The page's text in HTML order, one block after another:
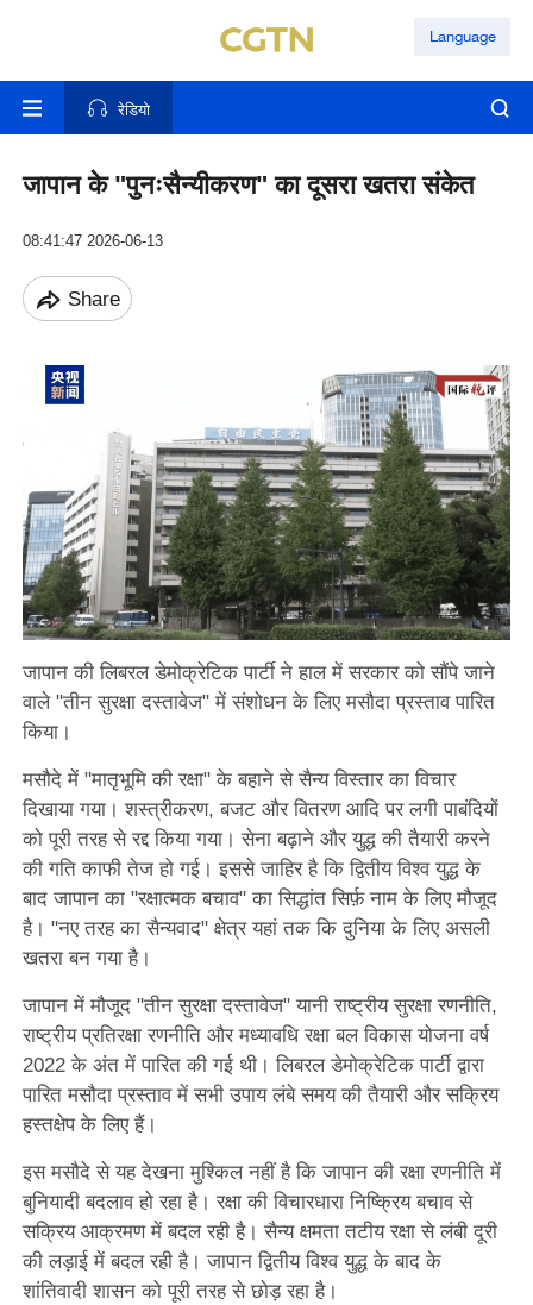
Language
रेडियो
जापान के "पुनःसैन्यीकरण" का दूसरा खतरा संकेत
08:41:47 2026-06-13
Share
जापान की लिबरल डेमोक्रेटिक पार्टी ने हाल में सरकार को सौंपे जाने
वाले "तीन सुरक्षा दस्तावेज" में संशोधन के लिए मसौदा प्रस्ताव पारित
किया।
मसौदे में "मातृभूमि की रक्षा" के बहाने से सैन्य विस्तार का विचार
दिखाया गया। शस्त्रीकरण, बजट और वितरण आदि पर लगी पाबंदियों
को पूरी तरह से रद्द किया गया। सेना बढ़ाने और युद्ध की तैयारी करने
की गति काफी तेज हो गई। इससे जाहिर है कि द्वितीय विश्व युद्ध के
बाद जापान का "रक्षात्मक बचाव" का सिद्धांत सिर्फ़ नाम के लिए मौजूद
है। "नए तरह का सैन्यवाद" क्षेत्र यहां तक ​​कि दुनिया के लिए असली
खतरा बन गया है।
जापान में मौजूद "तीन सुरक्षा दस्तावेज" यानी राष्ट्रीय सुरक्षा रणनीति,
राष्ट्रीय प्रतिरक्षा रणनीति और मध्यावधि रक्षा बल विकास योजना वर्ष
2022 के अंत में पारित की गई थी। लिबरल डेमोक्रेटिक पार्टी द्वारा
पारित मसौदा प्रस्ताव में सभी उपाय लंबे समय की तैयारी और सक्रिय
हस्तक्षेप के लिए हैं।
इस मसौदे से यह देखना मुश्किल नहीं है कि जापान की रक्षा रणनीति में
बुनियादी बदलाव हो रहा है। रक्षा की विचारधारा निष्क्रिय बचाव से
सक्रिय आक्रमण में बदल रही है। सैन्य क्षमता तटीय रक्षा से लंबी दूरी
की लड़ाई में बदल रही है। जापान द्वितीय विश्व युद्ध के बाद के
शांतिवादी शासन को पूरी तरह से छोड़ रहा है।